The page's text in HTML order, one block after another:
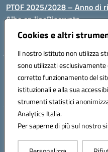
Cookies e altri
Il nostro Istituto non utilizza
sono utilizzati
corretto funzionamento del
istituzionali e alla sua
strumenti statistici
Analytics Italia.
Per saperne di più sul nostro
PTOF 2025/2028 – Anno di
Albo on lineRiservata
P.N. Dotazione di
Via Luna e Sole, 44 07100,
- Mail: ssvc010009@istruzione.it
- C.F. / P.IVA Convitto
Hosting &
Concept &